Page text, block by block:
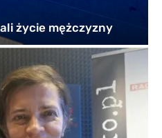
życie mężczyzny